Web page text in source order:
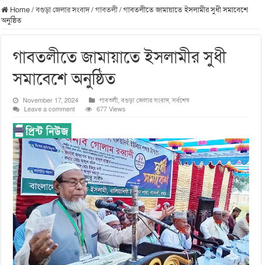
Home/বগুড়া জেলার সংবাদ/গাবতলী/গাবতলীতে জামায়াতে ইসলামীর সুধী সমাবেশে
অনুষ্ঠিত
গাবতলীতে জামায়াতে ইসলামীর সুধী
সমাবেশে অনুষ্ঠিত
November 17, 2024 গাবতলী,বগুড়া জেলার সংবাদ,সর্বশেষ
Leave a comment
677 Views